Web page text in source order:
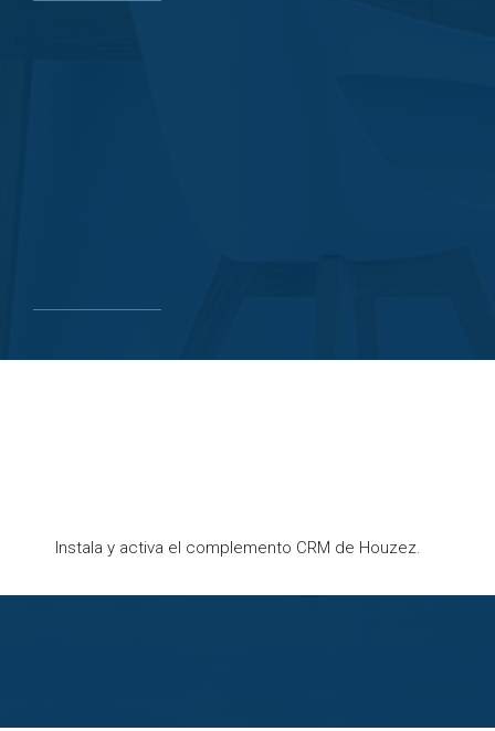
Instala y activa el complemento CRM de Houzez.